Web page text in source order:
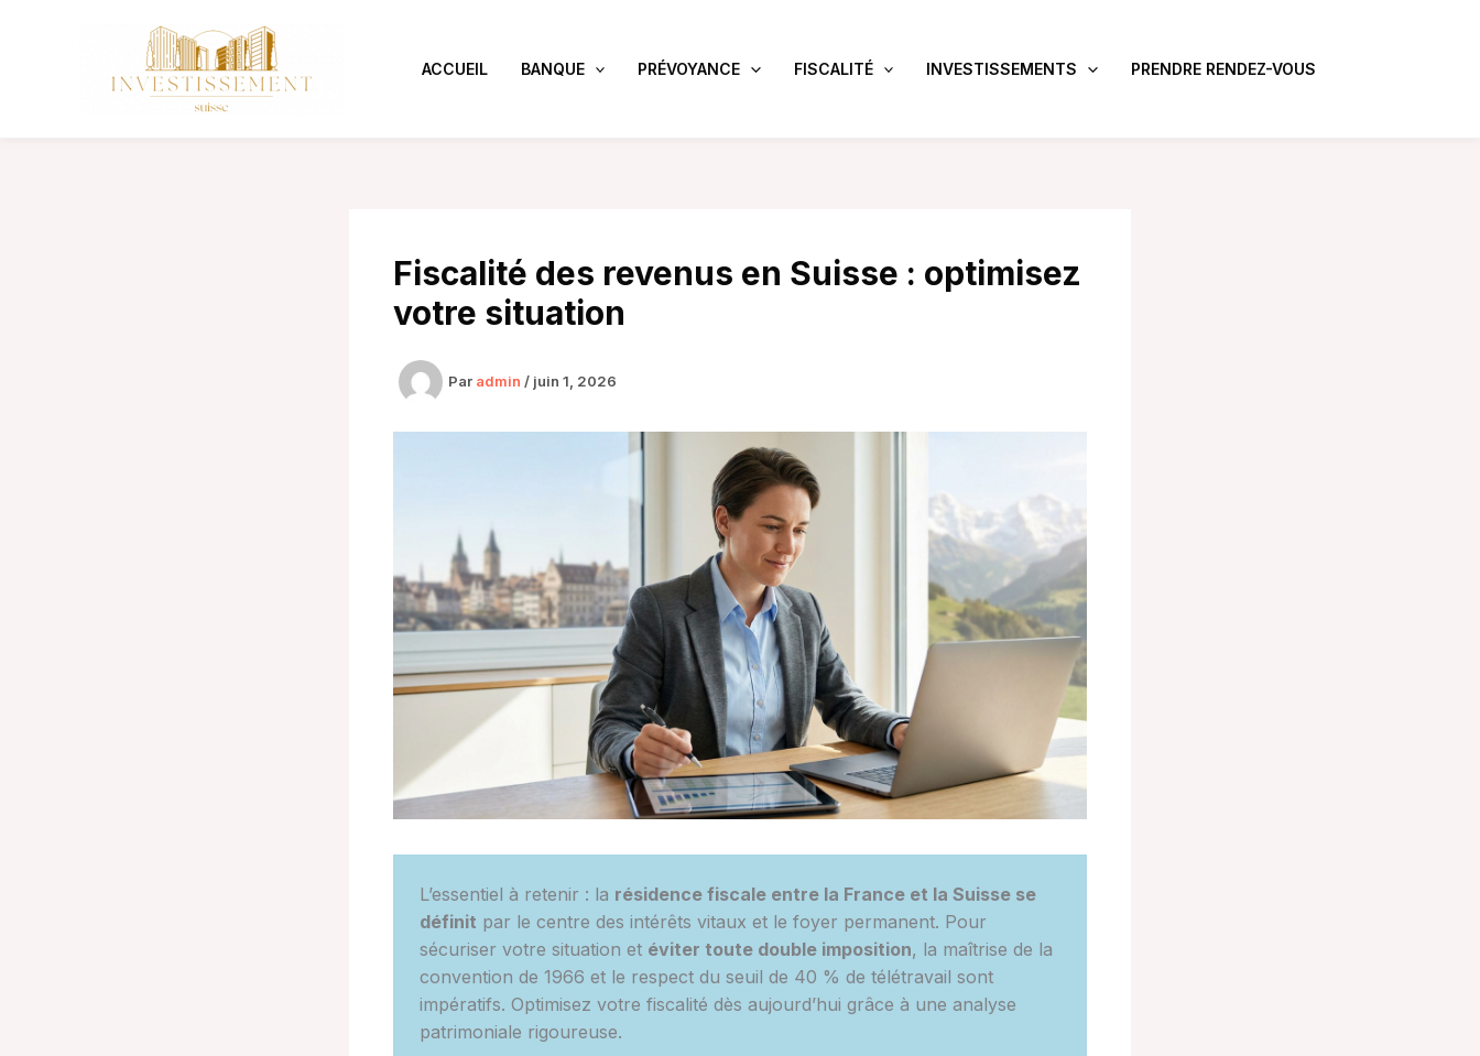
ACCUEIL BANQUE PRÉVOYANCE FISCALITÉ INVESTISSEMENTS PRENDRE RENDEZ-VOUS
Fiscalité des revenus en Suisse : optimisez
votre situation
Par admin / juin 1, 2026
L’essentiel à retenir : la résidence fiscale entre la France et la Suisse se
définit par le centre des intérêts vitaux et le foyer permanent. Pour
sécuriser votre situation et éviter toute double imposition, la maîtrise de la
convention de 1966 et le respect du seuil de 40 % de télétravail sont
impératifs. Optimisez votre fiscalité dès aujourd’hui grâce à une analyse
patrimoniale rigoureuse.